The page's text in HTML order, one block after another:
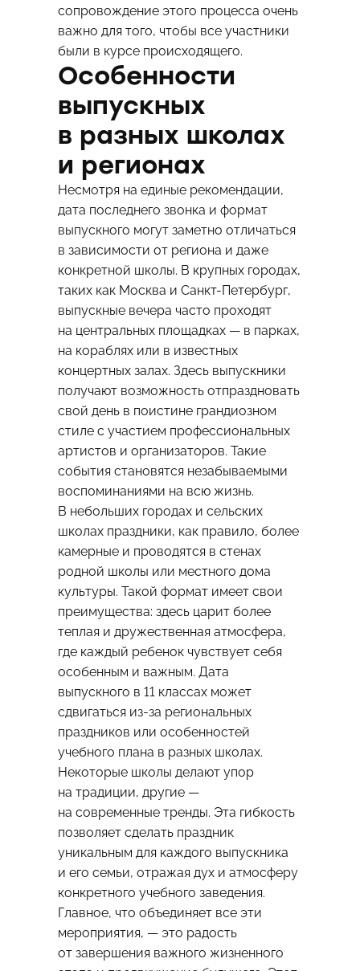
сопровождение этого процесса очень
важно для того, чтобы все участники
были в курсе происходящего.
Особенности
выпускных
в разных школах
и регионах
Несмотря на единые рекомендации,
дата последнего звонка и формат
выпускного могут заметно отличаться
в зависимости от региона и даже
конкретной школы. В крупных городах,
таких как Москва и Санкт-Петербург,
выпускные вечера часто проходят
на центральных площадках — в парках,
на кораблях или в известных
концертных залах. Здесь выпускники
получают возможность отпраздновать
свой день в поистине грандиозном
стиле с участием профессиональных
артистов и организаторов. Такие
события становятся незабываемыми
воспоминаниями на всю жизнь.
В небольших городах и сельских
школах праздники, как правило, более
камерные и проводятся в стенах
родной школы или местного дома
культуры. Такой формат имеет свои
преимущества: здесь царит более
теплая и дружественная атмосфера,
где каждый ребенок чувствует себя
особенным и важным. Дата
выпускного в 11 классах может
сдвигаться из-за региональных
праздников или особенностей
учебного плана в разных школах.
Некоторые школы делают упор
на традиции, другие —
на современные тренды. Эта гибкость
позволяет сделать праздник
уникальным для каждого выпускника
и его семьи, отражая дух и атмосферу
конкретного учебного заведения.
Главное, что объединяет все эти
мероприятия, — это радость
от завершения важного жизненного